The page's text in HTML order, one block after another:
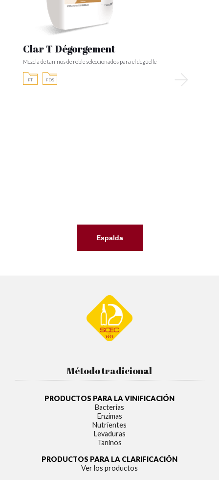
Clar T Dégorgement
Mezcla de taninos de roble seleccionados para el degüelle
FT FDS
Espalda
Método tradicional
PRODUCTOS PARA LA VINIFICACIÓN
Bacterias
Enzimas
Nutrientes
Levaduras
Taninos
PRODUCTOS PARA LA CLARIFICACIÓN
Ver los productos